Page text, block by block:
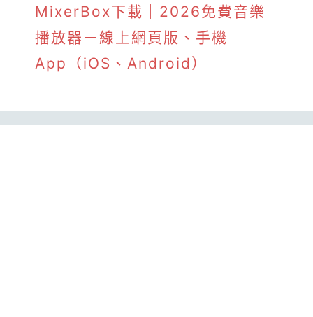
MixerBox下載｜2026免費音樂
播放器－線上網頁版、手機
App（iOS、Android）